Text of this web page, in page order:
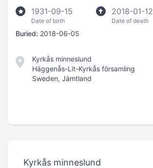
1931-09-15
Date of birth
2018-01-12
Date of death
Buried: 2018-06-05
Kyrkås minneslund
Häggenås-Lit-Kyrkås församling
Sweden, Jämtland
Kyrkås minneslund